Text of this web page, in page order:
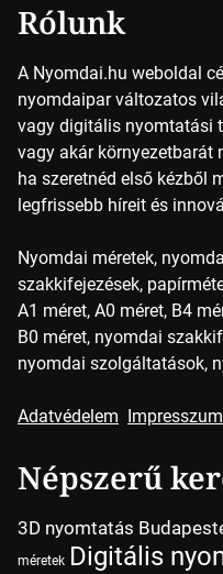
Rólunk
A Nyomdai.hu weboldal
nyomdaipar változatos
vagy digitális nyomtatási
vagy akár környezetbarát
ha szeretnéd első kézből
legfrissebb híreit és
Nyomdai méretek,
szakkifejezések,
A1 méret, A0 méret, B4
B0 méret, nyomdai
nyomdai szolgáltatások,
Adatvédelem Impresszum
Népszerű
3D nyomtatás
méretek Digitális